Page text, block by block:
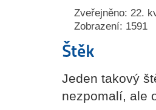
Zveřejněno: 22.
Zobrazení: 1591
Štěk
Jeden takový
nezpomalí, ale